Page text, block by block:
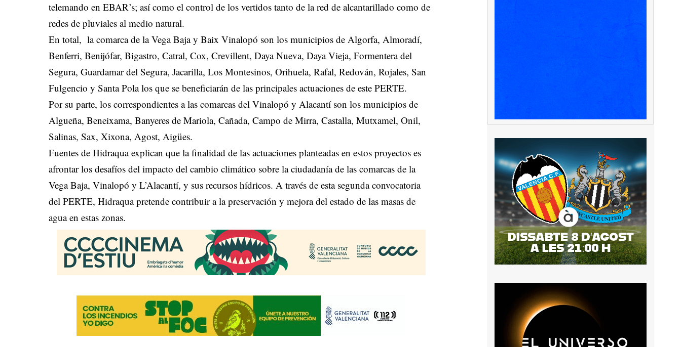
telemando en EBAR’s; así como el control de los vertidos tanto de la red de alcantarillado como de
redes de pluviales al medio natural.
En total, la comarca de la Vega Baja y Baix Vinalopó son los municipios de Algorfa, Almoradí,
Benferri, Benijófar, Bigastro, Catral, Cox, Crevillent, Daya Nueva, Daya Vieja, Formentera del
Segura, Guardamar del Segura, Jacarilla, Los Montesinos, Orihuela, Rafal, Redován, Rojales, San
Fulgencio y Santa Pola los que se beneficiarán de las principales actuaciones de este PERTE.
Por su parte, los correspondientes a las comarcas del Vinalopó y Alacantí son los municipios de
Algueña, Beneixama, Banyeres de Mariola, Cañada, Campo de Mirra, Castalla, Mutxamel, Onil,
Salinas, Sax, Xixona, Agost, Aigües.
Fuentes de Hidraqua explican que la finalidad de las actuaciones planteadas en estos proyectos es
afrontar los desafíos del impacto del cambio climático sobre la ciudadanía de las comarcas de la
Vega Baja, Vinalopó y L’Alacantí, y sus recursos hídricos. A través de esta segunda convocatoria
del PERTE, Hidraqua pretende contribuir a la preservación y mejora del estado de las masas de
agua en estas zonas.